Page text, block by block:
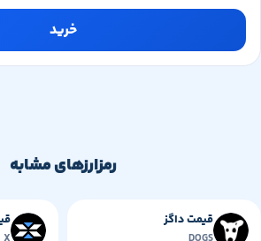
رمزارزهای مشابه
قیمت داگز قیمت